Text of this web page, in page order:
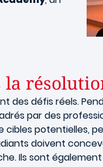
des défis réels.
par des
potentielles,
doivent
Ils sont